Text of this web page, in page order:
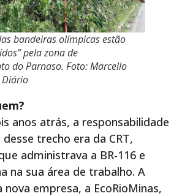
bandeiras olímpicas estão
pela zona de
do Parnaso. Foto: Marcello
Diário
anos atrás, a responsabilidade
trecho era da CRT,
administrava a BR-116 e
na sua área de trabalho. A
empresa, a EcoRioMinas,